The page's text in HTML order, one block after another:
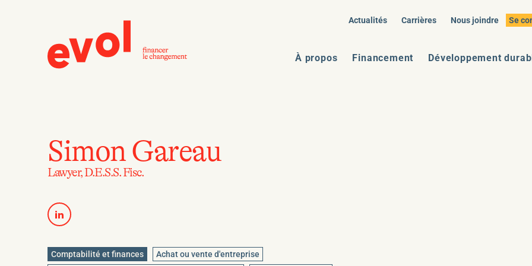
Actualités Carrières Nous joindre Se
À propos Financement Développement
Simon Gareau
Lawyer, D.E.S.S. Fisc.
LinkedIn
Comptabilité et finances
Achat ou vente d'entreprise